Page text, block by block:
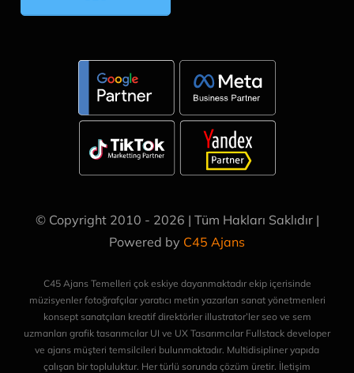
© Copyright 2010 - 2026 | Tüm Hakları Saklıdır |
Powered by C45 Ajans
C45 Ajans Temelleri çok eskiye dayanmaktadır ekip içerisinde
müzisyenler fotoğrafçılar yaratıcı metin yazarları sanat yönetmenleri
konsept sanatçıları kreatif direktörler illustrator’ler seo ve sem
uzmanları grafik tasarımcılar UI ve UX Tasarımcılar Fullstack developer
ve ajans müşteri temsilcileri bulunmaktadır. Multidisipliner yapıda
çalışan bir topluluktur. Her türlü sorunda çözüm üretir. İletişim